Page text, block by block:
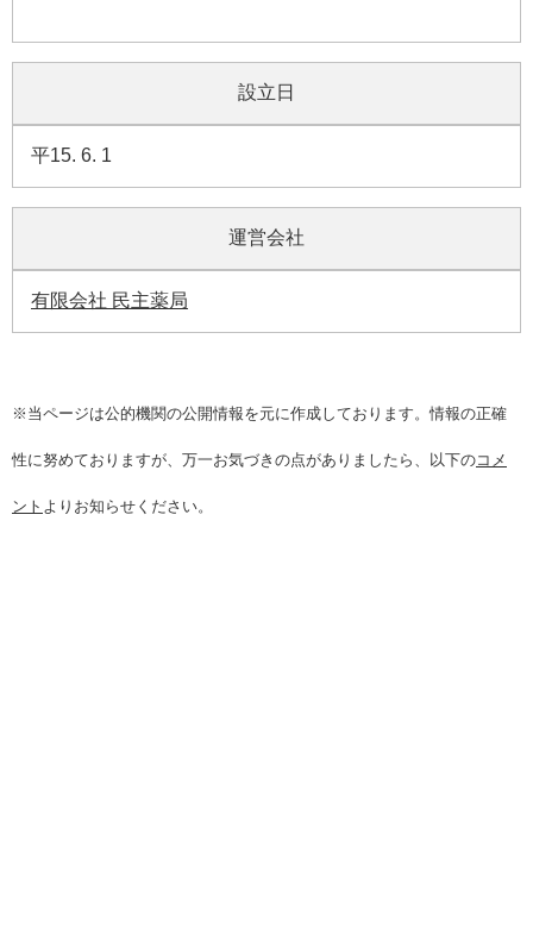
設立日
平15. 6. 1
運営会社
有限会社 民主薬局
※当ページは公的機関の公開情報を元に作成しております。情報の正確
性に努めておりますが、万一お気づきの点がありましたら、以下のコメ
ント よりお知らせください。